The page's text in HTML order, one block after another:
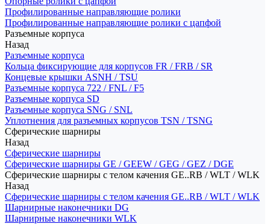
Профилированные направляющие ролики
Профилированные направляющие ролики с цапфой
Разъемные корпуса
Назад
Разъемные корпуса
Кольца фиксирующие для корпусов FR / FRB / SR
Концевые крышки ASNH / TSU
Разъемные корпуса 722 / FNL / F5
Разъемные корпуса SD
Разъемные корпуса SNG / SNL
Уплотнения для разъемных корпусов TSN / TSNG
Сферические шарниры
Назад
Сферические шарниры
Сферические шарниры GE / GEEW / GEG / GEZ / DGE
Сферические шарниры с телом качения GE..RB / WLT / WLK
Назад
Сферические шарниры с телом качения GE..RB / WLT / WLK
Шарнирные наконечники DG
Шарнирные наконечники WLK